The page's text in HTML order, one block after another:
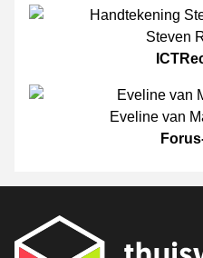
Steven
Eveline van